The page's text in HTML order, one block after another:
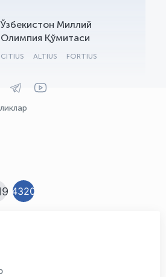
Ўзбекистон Миллий
Олимпия Қўмитаси
CITIUS ALTIUS FORTIUS
4320